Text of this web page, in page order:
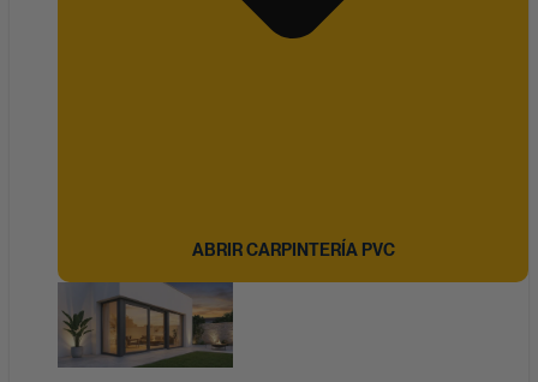
ABRIR CARPINTERÍA PVC